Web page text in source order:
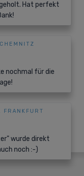
Hat perfekt
nochmal für die
FRANKFURT
wurde direkt
noch :-)